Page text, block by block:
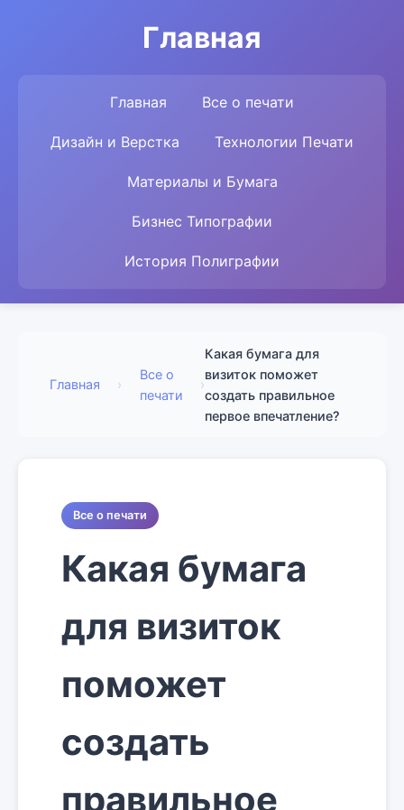
Главная
Главная Все о печати
Дизайн и Верстка Технологии Печати
Материалы и Бумага
Бизнес Типографии
История Полиграфии
Главная ›
Все о
печати
›
Какая бумага для
визиток поможет
создать правильное
первое впечатление?
Все о печати
Какая бумага
для визиток
поможет
создать
правильное